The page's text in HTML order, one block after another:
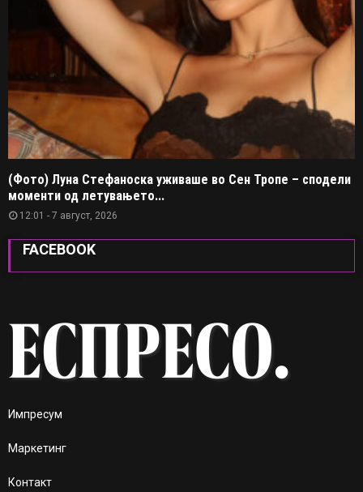
(Фото) Луна Стефаноска уживаше во Сен Тропе – сподели
моменти од летувањето...
12:01 - 7 август, 2026
FACEBOOK
Импресум
Маркетинг
Контакт